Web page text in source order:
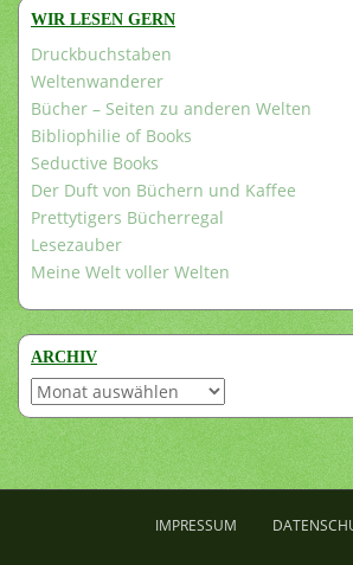
WIR LESEN GERN
Druckbuchstaben
Weltenwanderer
Bücher – Seiten zu anderen Welten
Bibliophilie of Books
Seductive Books
Der Duft von Büchern und Kaffee
Prettytigers Bücherregal
Lesezauber
Meine Welt voller Welten
ARCHIV
Archiv
IMPRESSUM